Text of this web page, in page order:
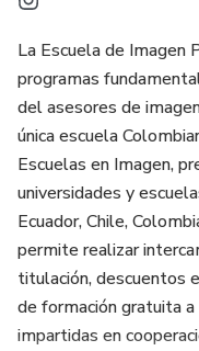
La Escuela de Imagen
programas
del asesores de
única escuela
Escuelas en Imagen,
universidades y
Ecuador, Chile,
permite realizar
titulación, descuentos
de formación gratuita
impartidas en